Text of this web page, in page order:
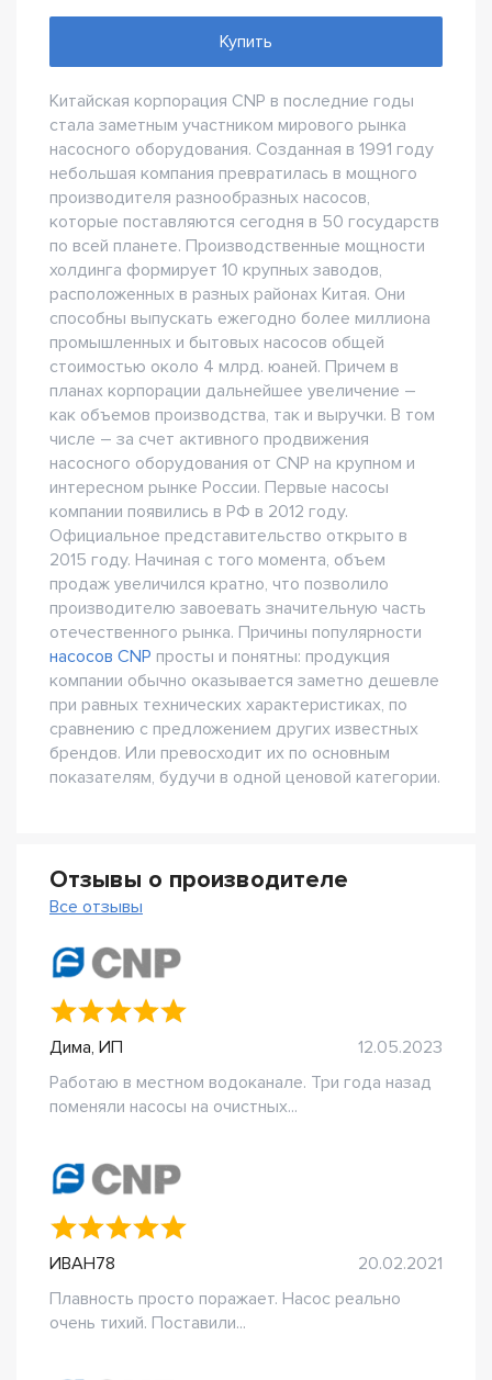
Купить
Китайская корпорация CNP в последние годы
стала заметным участником мирового рынка
насосного оборудования. Созданная в 1991 году
небольшая компания превратилась в мощного
производителя разнообразных насосов,
которые поставляются сегодня в 50 государств
по всей планете. Производственные мощности
холдинга формирует 10 крупных заводов,
расположенных в разных районах Китая. Они
способны выпускать ежегодно более миллиона
промышленных и бытовых насосов общей
стоимостью около 4 млрд. юаней. Причем в
планах корпорации дальнейшее увеличение –
как объемов производства, так и выручки. В том
числе – за счет активного продвижения
насосного оборудования от CNP на крупном и
интересном рынке России. Первые насосы
компании появились в РФ в 2012 году.
Официальное представительство открыто в
2015 году. Начиная с того момента, объем
продаж увеличился кратно, что позволило
производителю завоевать значительную часть
отечественного рынка. Причины популярности
насосов CNP просты и понятны: продукция
компании обычно оказывается заметно дешевле
при равных технических характеристиках, по
сравнению с предложением других известных
брендов. Или превосходит их по основным
показателям, будучи в одной ценовой категории.
Отзывы о производителе
Все отзывы
Дима, ИП
12.05.2023
Работаю в местном водоканале. Три года назад
поменяли насосы на очистных...
ИВАН78
20.02.2021
Плавность просто поражает. Насос реально
очень тихий. Поставили...